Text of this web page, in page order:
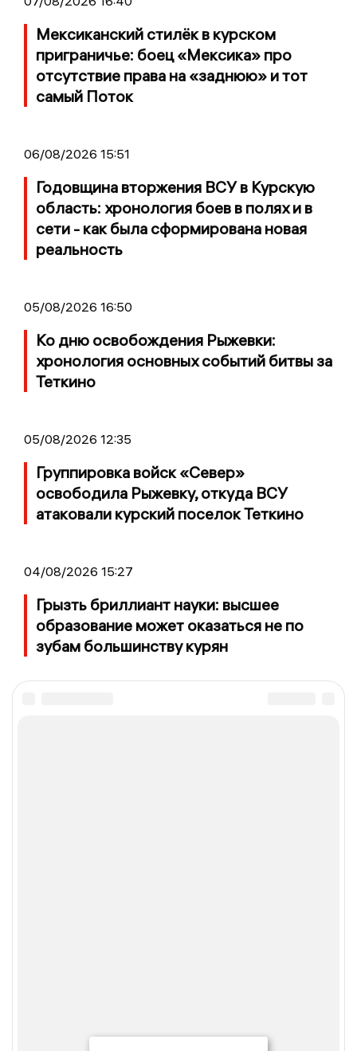
Мексиканский стилёк в курском
приграничье: боец «Мексика» про
отсутствие права на «заднюю» и тот
самый Поток
06/08/2026 15:51
Годовщина вторжения ВСУ в Курскую
область: хронология боев в полях и в
сети - как была сформирована новая
реальность
05/08/2026 16:50
Ко дню освобождения Рыжевки:
хронология основных событий битвы за
Теткино
05/08/2026 12:35
Группировка войск «Север»
освободила Рыжевку, откуда ВСУ
атаковали курский поселок Теткино
04/08/2026 15:27
Грызть бриллиант науки: высшее
образование может оказаться не по
зубам большинству курян